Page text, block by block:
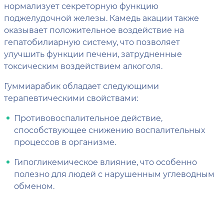
нормализует секреторную функцию
поджелудочной железы. Камедь акации также
оказывает положительное воздействие на
гепатобилиарную систему, что позволяет
улучшить функции печени, затрудненные
токсическим воздействием алкоголя.
Гуммиарабик обладает следующими
терапевтическими свойствами:
Противовоспалительное действие,
способствующее снижению воспалительных
процессов в организме.
Гипогликемическое влияние, что особенно
полезно для людей с нарушенным углеводным
обменом.